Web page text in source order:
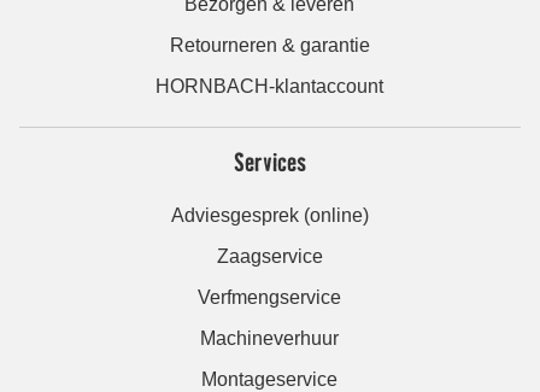
Bezorgen & leveren
Retourneren & garantie
HORNBACH-klantaccount
Services
Adviesgesprek (online)
Zaagservice
Verfmengservice
Machineverhuur
Montageservice